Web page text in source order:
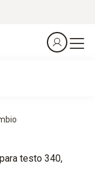
testo 340,